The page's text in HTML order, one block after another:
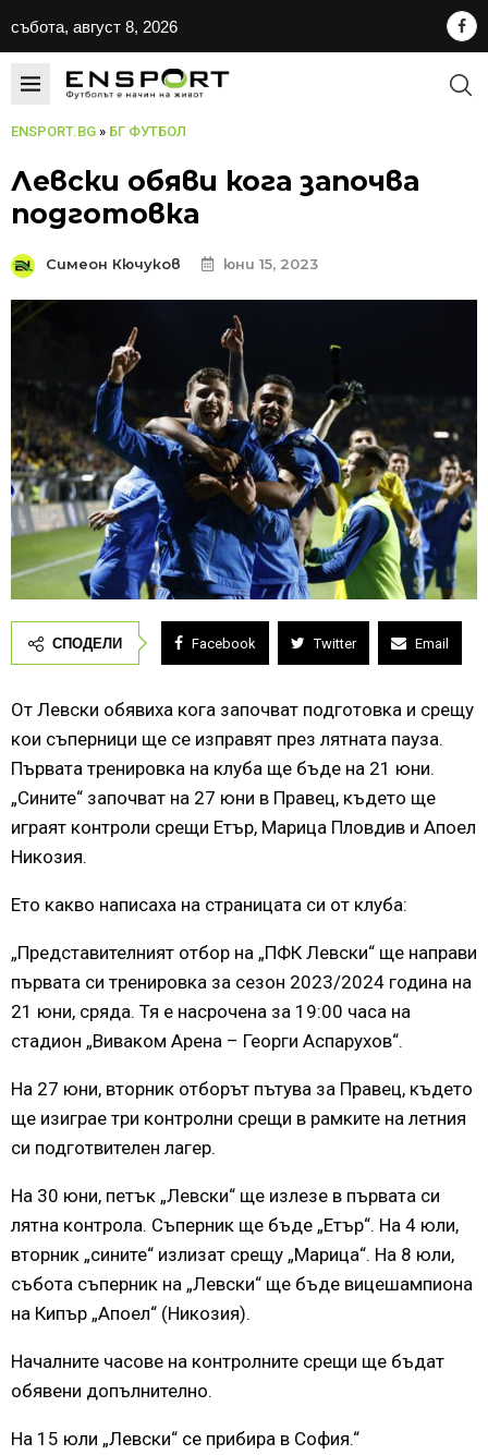
събота, август 8, 2026
ENSPORT.BG » БГ ФУТБОЛ
Левски обяви кога започва
подготовка
Симеон Кючуков юни 15, 2023
СПОДЕЛИ Facebook Twitter Email
От Левски обявиха кога започват подготовка и срещу
кои съперници ще се изправят през лятната пауза.
Първата тренировка на клуба ще бъде на 21 юни.
„Сините“ започват на 27 юни в Правец, където ще
играят контроли срещи Етър, Марица Пловдив и Апоел
Никозия.
Ето какво написаха на страницата си от клуба:
„Представителният отбор на „ПФК Левски“ ще направи
първата си тренировка за сезон 2023/2024 година на
21 юни, сряда. Тя е насрочена за 19:00 часа на
стадион „Виваком Арена – Георги Аспарухов“.
На 27 юни, вторник отборът пътува за Правец, където
ще изиграе три контролни срещи в рамките на летния
си подготвителен лагер.
На 30 юни, петък „Левски“ ще излезе в първата си
лятна контрола. Съперник ще бъде „Етър“. На 4 юли,
вторник „сините“ излизат срещу „Марица“. На 8 юли,
събота съперник на „Левски“ ще бъде вицешампиона
на Кипър „Апоел“ (Никозия).
Началните часове на контролните срещи ще бъдат
обявени допълнително.
На 15 юли „Левски“ се прибира в София.“